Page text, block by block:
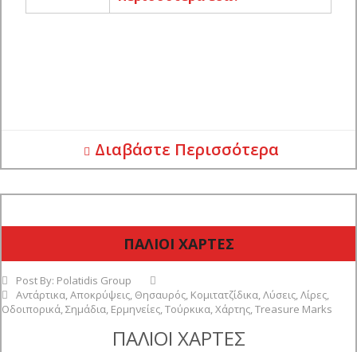
Διαβάστε Περισσότερα
ΠΑΛΙΟΙ ΧΑΡΤΕΣ
Post By: Polatidis Group
Αντάρτικα,Αποκρύψεις, Θησαυρός, Κομιτατζίδικα,Λύσεις,Λίρες,
Οδοιπορικά,Σημάδια, Ερμηνείες,Τούρκικα,Χάρτης,Treasure Marks
ΠΑΛΙΟΙ ΧΑΡΤΕΣ